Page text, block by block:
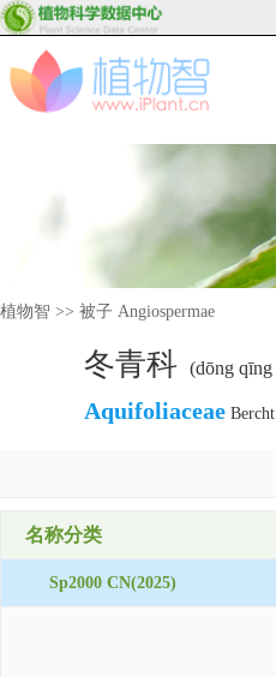
植物智 >> 被子 Angiospermae
冬青科 (dōng qīng
Aquifoliaceae
名称分类
Sp2000 CN(2025)